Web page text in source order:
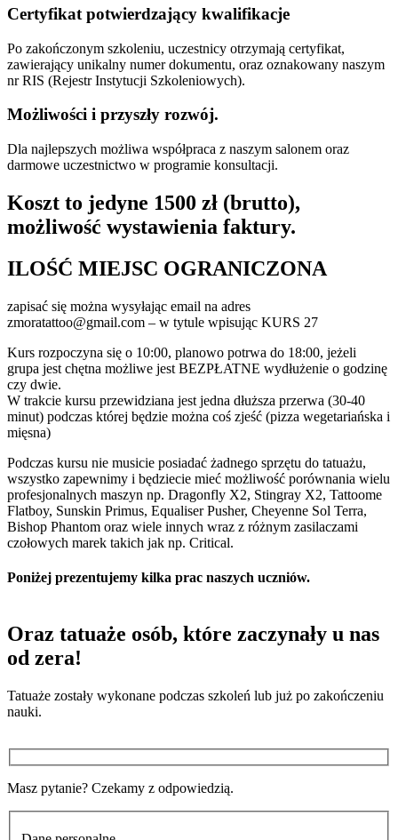
Certyfikat potwierdzający kwalifikacje
Po zakończonym szkoleniu, uczestnicy otrzymają certyfikat,
zawierający unikalny numer dokumentu, oraz oznakowany naszym
nr RIS (Rejestr Instytucji Szkoleniowych).
Możliwości i przyszły rozwój.
Dla najlepszych możliwa współpraca z naszym salonem oraz
darmowe uczestnictwo w programie konsultacji.
Koszt to jedyne 1500 zł (brutto),
możliwość wystawienia faktury.
ILOŚĆ MIEJSC OGRANICZONA
zapisać się można wysyłając email na adres
zmoratattoo@gmail.com – w tytule wpisując KURS 27
Kurs rozpoczyna się o 10:00, planowo potrwa do 18:00, jeżeli
grupa jest chętna możliwe jest BEZPŁATNE wydłużenie o godzinę
czy dwie.
W trakcie kursu przewidziana jest jedna dłuższa przerwa (30-40
minut) podczas której będzie można coś zjeść (pizza wegetariańska i
mięsna)
Podczas kursu nie musicie posiadać żadnego sprzętu do tatuażu,
wszystko zapewnimy i będziecie mieć możliwość porównania wielu
profesjonalnych maszyn np. Dragonfly X2, Stingray X2, Tattoome
Flatboy, Sunskin Primus, Equaliser Pusher, Cheyenne Sol Terra,
Bishop Phantom oraz wiele innych wraz z różnym zasilaczami
czołowych marek takich jak np. Critical.
Poniżej prezentujemy kilka prac naszych uczniów.
Oraz tatuaże osób, które zaczynały u nas
od zera!
Tatuaże zostały wykonane podczas szkoleń lub już po zakończeniu
nauki.
Masz pytanie? Czekamy z odpowiedzią.